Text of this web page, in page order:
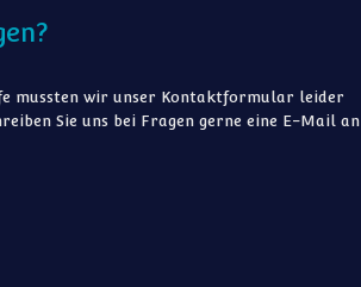
mussten wir unser Kontaktformular leider
Sie uns bei Fragen gerne eine E-Mail an